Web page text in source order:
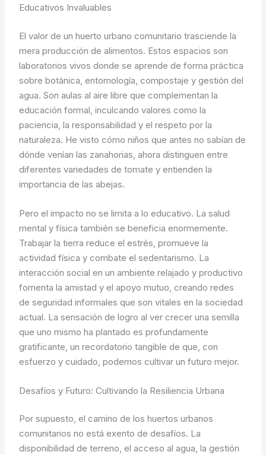
Educativos Invaluables
El valor de un huerto urbano comunitario trasciende la
mera producción de alimentos. Estos espacios son
laboratorios vivos donde se aprende de forma práctica
sobre botánica, entomología, compostaje y gestión del
agua. Son aulas al aire libre que complementan la
educación formal, inculcando valores como la
paciencia, la responsabilidad y el respeto por la
naturaleza. He visto cómo niños que antes no sabían de
dónde venían las zanahorias, ahora distinguen entre
diferentes variedades de tomate y entienden la
importancia de las abejas.
Pero el impacto no se limita a lo educativo. La salud
mental y física también se beneficia enormemente.
Trabajar la tierra reduce el estrés, promueve la
actividad física y combate el sedentarismo. La
interacción social en un ambiente relajado y productivo
fomenta la amistad y el apoyo mutuo, creando redes
de seguridad informales que son vitales en la sociedad
actual. La sensación de logro al ver crecer una semilla
que uno mismo ha plantado es profundamente
gratificante, un recordatorio tangible de que, con
esfuerzo y cuidado, podemos cultivar un futuro mejor.
Desafíos y Futuro: Cultivando la Resiliencia Urbana
Por supuesto, el camino de los huertos urbanos
comunitarios no está exento de desafíos. La
disponibilidad de terreno, el acceso al agua, la gestión